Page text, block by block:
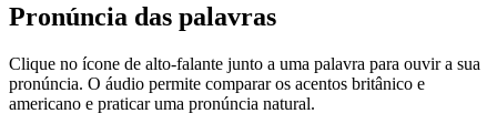
Pronúncia das palavras
Clique no ícone de alto-falante junto a uma palavra para ouvir a sua
pronúncia. O áudio permite comparar os acentos britânico e
americano e praticar uma pronúncia natural.